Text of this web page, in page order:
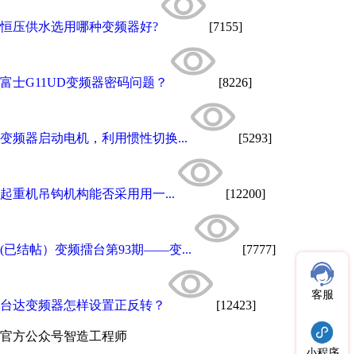
恒压供水选用哪种变频器好? [7155]
富士G11UD变频器密码问题？ [8226]
变频器启动电机，利用惯性切换... [5293]
起重机吊钩机构能否采用用一... [12200]
(已结帖）变频擂台第93期——变... [7777]
台达变频器怎样设置正反转？ [12423]
官方公众号智造工程师
客服